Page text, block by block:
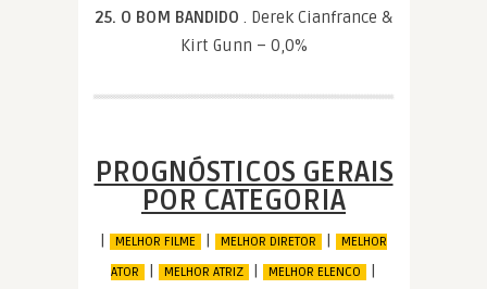
25. O BOM BANDIDO . Derek Cianfrance &
Kirt Gunn – 0,0%
PROGNÓSTICOS GERAIS
POR CATEGORIA
| MELHOR FILME | MELHOR DIRETOR |
MELHOR
ATOR
| MELHOR ATRIZ | MELHOR ELENCO
|